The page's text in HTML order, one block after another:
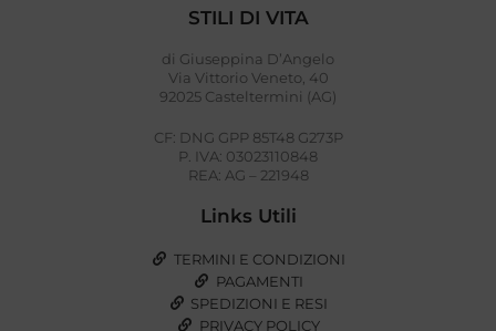
STILI DI VITA
di Giuseppina D’Angelo
Via Vittorio Veneto, 40
92025 Casteltermini (AG)
CF: DNG GPP 85T48 G273P
P. IVA: 03023110848
REA: AG – 221948
Links Utili
TERMINI E CONDIZIONI
PAGAMENTI
SPEDIZIONI E RESI
PRIVACY POLICY